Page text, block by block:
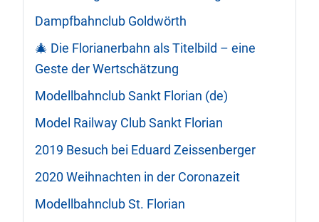
Dampfbahnclub Goldwörth
🎄 Die Florianerbahn als Titelbild – eine
Geste der Wertschätzung
Modellbahnclub Sankt Florian (de)
Model Railway Club Sankt Florian
2019 Besuch bei Eduard Zeissenberger
2020 Weihnachten in der Coronazeit
Modellbahnclub St. Florian